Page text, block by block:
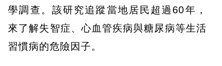
學調查。該研究追蹤當地居民超過60年，
來了解失智症、心血管疾病與糖尿病等生活
習慣病的危險因子。